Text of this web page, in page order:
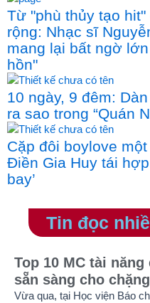
Từ "phù thủy tạo hit"
rộng: Nhạc sĩ
mang lại bất ngờ
hồn"
10 ngày, 9 đêm:
ra sao trong “Quán
Cặp đôi boylove
Điền Gia Huy tái
bay’
Tin đọc
Top 10 MC tài năng
sẵn sàng cho
Vừa qua, tại Học viện Báo